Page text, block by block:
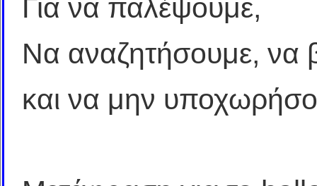
Για να παλέψουμε,
Να αναζητήσουμε, να
και να μην